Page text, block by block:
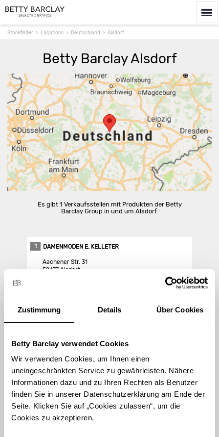
Zustimmung Details Über Cookies
Betty Barclay verwendet Cookies
Wir verwenden Cookies, um Ihnen einen
uneingeschränkten Service zu gewährleisten. Nähere
Informationen dazu und zu Ihren Rechten als Benutzer
finden Sie in unserer Datenschutzerklärung am Ende der
Seite. Klicken Sie auf „Cookies zulassen“, um die
Cookies zu akzeptieren.
Storefinder Locations Deutschland Alsdorf
Betty Barclay Alsdorf
Route berechnen
Es gibt 1 Verkaufsstellen mit Produkten der Betty
Barclay Group in und um Alsdorf.
1 DAMENMODEN E. KELLETER
Aachener Str. 31
52477 Alsdorf
Store Landing-Page
Route berechnen
STORE FINDEN